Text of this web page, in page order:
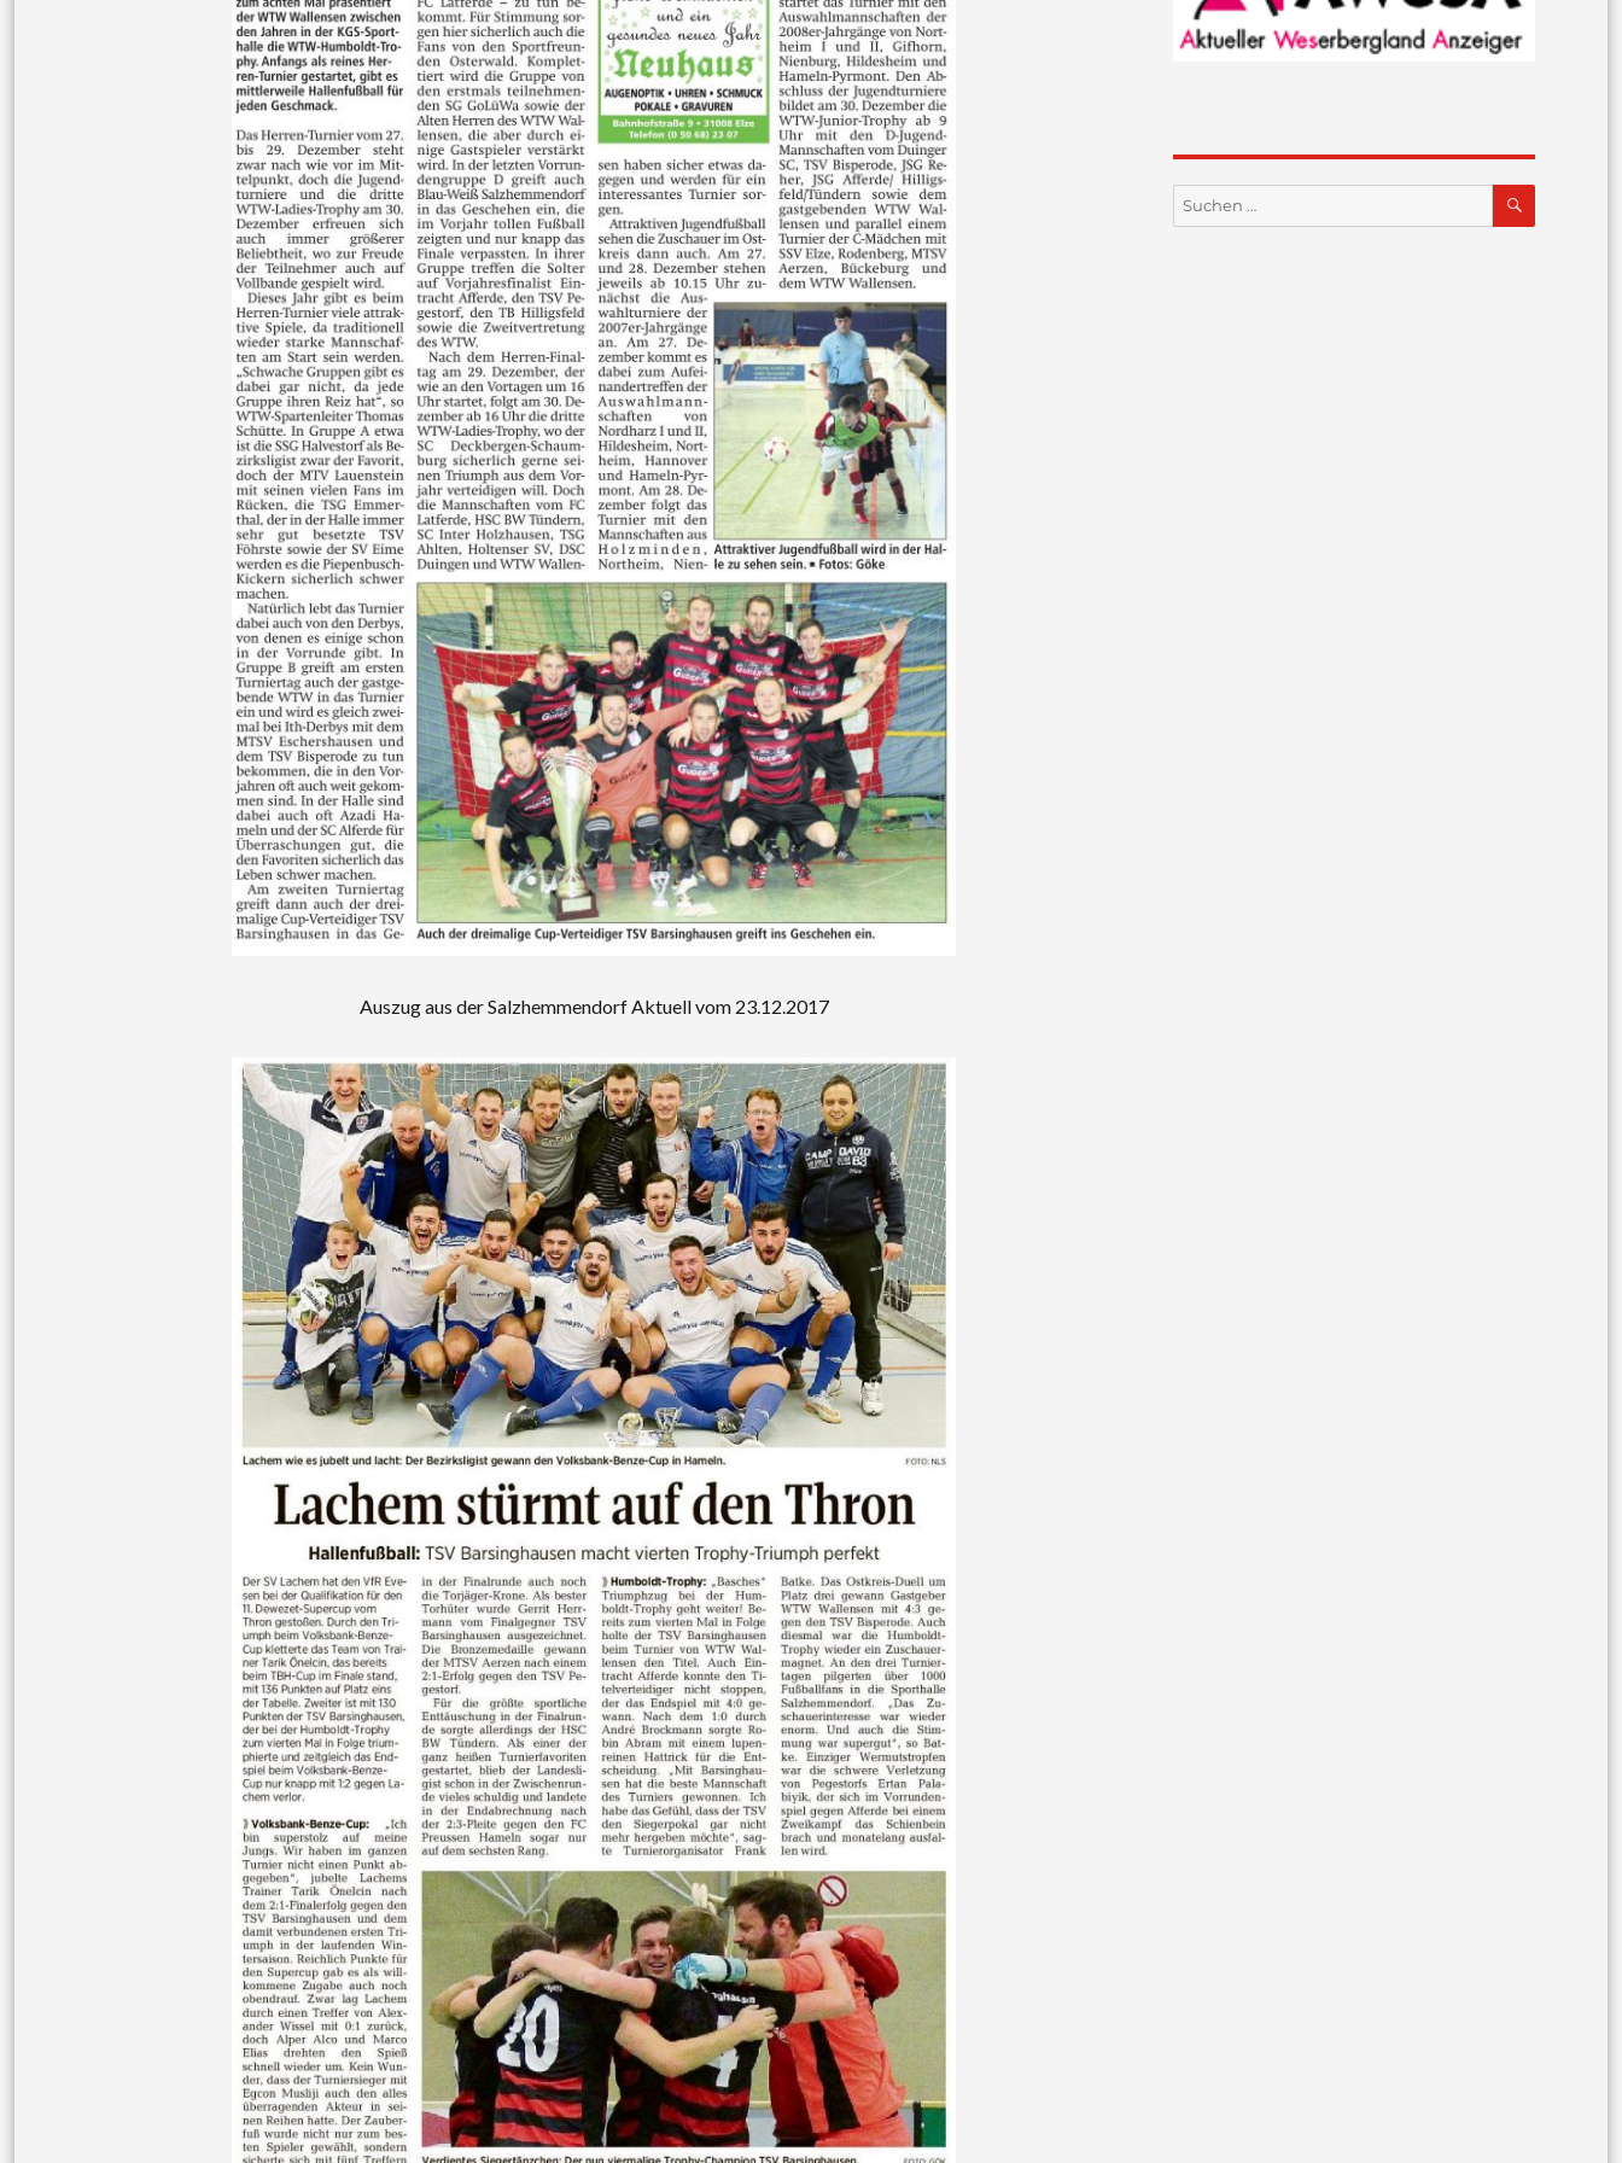
Auszug aus der Salzhemmendorf Aktuell vom 23.12.2017
Suchen
SUCHEN